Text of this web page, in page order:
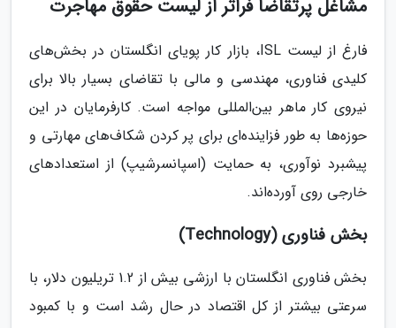
مشاغل پرتقاضا فراتر از لیست حقوق مهاجرت
فارغ از لیست ISL، بازار کار پویای انگلستان در بخش‌های
کلیدی فناوری، مهندسی و مالی با تقاضای بسیار بالا برای
نیروی کار ماهر بین‌المللی مواجه است. کارفرمایان در این
حوزه‌ها به طور فزاینده‌ای برای پر کردن شکاف‌های مهارتی و
پیشبرد نوآوری، به حمایت (اسپانسرشیپ) از استعدادهای
خارجی روی آورده‌اند.
بخش فناوری (Technology)
بخش فناوری انگلستان با ارزشی بیش از 1.2 تریلیون دلار، با
سرعتی بیشتر از کل اقتصاد در حال رشد است و با کمبود